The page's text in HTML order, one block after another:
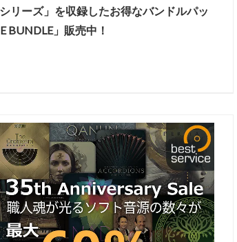
リーズ」を収録したお得なバンドルパッ
BUNDLE」販売中！